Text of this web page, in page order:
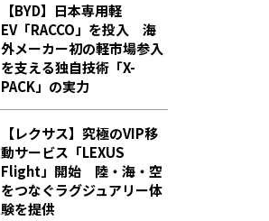
【BYD】日本専用軽
EV「RACCO」を投入 海
外メーカー初の軽市場参入
を支える独自技術「X-
PACK」の実力
【レクサス】究極のVIP移
動サービス「LEXUS
Flight」開始 陸・海・空
をつなぐラグジュアリー体
験を提供